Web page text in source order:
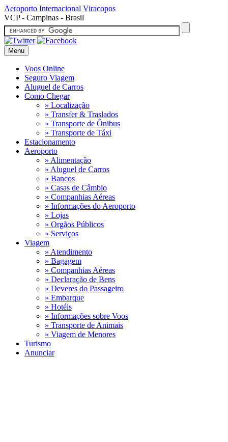
Aeroporto Internacional Viracopos
VCP - Campinas - Brasil
Menu
Voos Online
Seguro Viagem
Aluguel de Carros
Como Chegar
» Localização
» Transfer & Traslados
» Transporte de Ônibus
» Transporte de Táxi
Estacionamento
Aeroporto
» Alimentação
» Aluguel de Carros
» Bancos
» Casas de Câmbio
» Companhias Aéreas
» Informações do Aeroporto
» Lojas
» Orgãos Públicos
» Serviços
Viagem
» Atendimento
» Bagagem
» Companhias Aéreas
» Declaração de Bens
» Deveres do Passageiro
» Embarque
» Hotéis
» Informações sobre Voos
» Transporte de Animais
» Viagem de Menores
Turismo
Anunciar